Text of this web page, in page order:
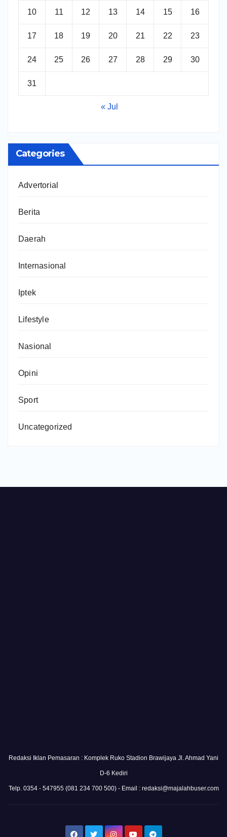
10 11 12 13 14 15 16
17 18 19 20 21 22 23
24 25 26 27 28 29 30
31
« Jul
Categories
Advertorial
Berita
Daerah
Internasional
Iptek
Lifestyle
Nasional
Opini
Sport
Uncategorized
Redaksi Iklan Pemasaran : Komplek Ruko Stadion Brawijaya Jl. Ahmad Yani
D-6 Kediri
Telp. 0354 - 547955 (081 234 700 500) - Email : redaksi@majalahbuser.com